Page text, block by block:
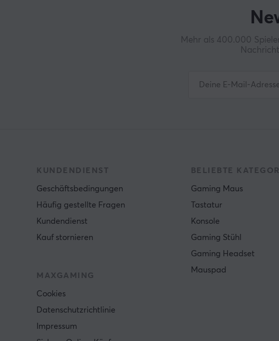
Mehr als 400.000
KUNDENDIENST
Geschäftsbedingungen
Häufig gestellte Fragen
Kundendienst
Kauf stornieren
MAXGAMING
Cookies
Datenschutzrichtlinie
Impressum
BELIEBTE
Gaming Maus
Tastatur
Konsole
Gaming Stühl
Gaming Headset
Mauspad